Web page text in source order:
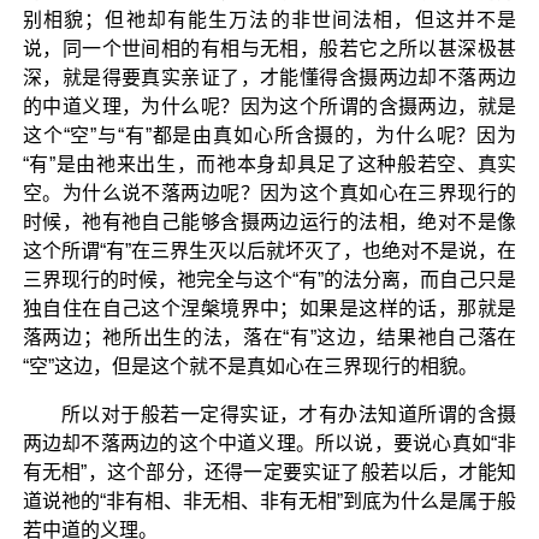
别相貌；但祂却有能生万法的非世间法相，但这并不是
说，同一个世间相的有相与无相，般若它之所以甚深极甚
深，就是得要真实亲证了，才能懂得含摄两边却不落两边
的中道义理，为什么呢？因为这个所谓的含摄两边，就是
这个“空”与“有”都是由真如心所含摄的，为什么呢？因为
“有”是由祂来出生，而祂本身却具足了这种般若空、真实
空。为什么说不落两边呢？因为这个真如心在三界现行的
时候，祂有祂自己能够含摄两边运行的法相，绝对不是像
这个所谓“有”在三界生灭以后就坏灭了，也绝对不是说，在
三界现行的时候，祂完全与这个“有”的法分离，而自己只是
独自住在自己这个涅槃境界中；如果是这样的话，那就是
落两边；祂所出生的法，落在“有”这边，结果祂自己落在
“空”这边，但是这个就不是真如心在三界现行的相貌。
所以对于般若一定得实证，才有办法知道所谓的含摄
两边却不落两边的这个中道义理。所以说，要说心真如“非
有无相”，这个部分，还得一定要实证了般若以后，才能知
道说祂的“非有相、非无相、非有无相”到底为什么是属于般
若中道的义理。